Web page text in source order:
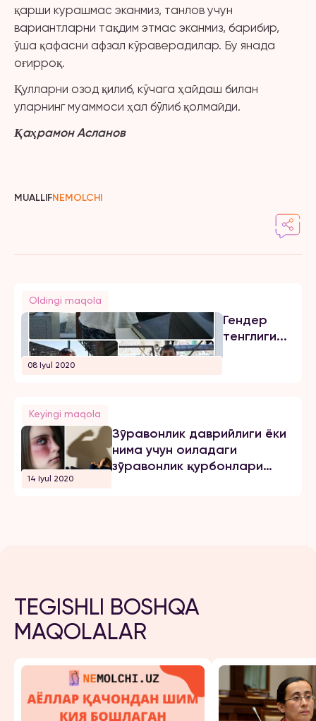
қарши курашмас эканмиз, танлов учун
вариантларни тақдим этмас эканмиз, барибир,
ўша қафасни афзал кўраверадилар. Бу янада
оғирроқ.
Қулларни озод қилиб, кўчага ҳайдаш билан
уларнинг муаммоси ҳал бўлиб қолмайди.
Қаҳрамон Асланов
MUALLIFNEMOLCHI
Oldingi maqola
08 Iyul 2020
Гендер
тенглиги...
Keyingi maqola
14 Iyul 2020
Зўравонлик даврийлиги ёки
нима учун оиладаги
зўравонлик қурбонлари
TEGISHLI BOSHQA
MAQOLALAR